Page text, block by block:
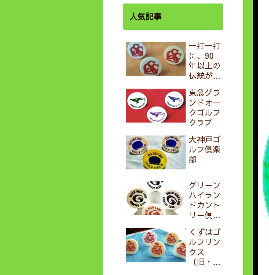
人気記事
一打一打
に、90
年以上の
伝統が息
田ゴルフ
クラブ」
in おも
ろいゴル
フ
東急グラ
ンドオー
クゴルフ
クラブ
大神戸ゴ
ルフ倶楽
部
グリーン
ハイラン
ドカント
リー倶楽
もろいゴ
ルフ
くずはゴ
ルフリン
クス
（旧・樟